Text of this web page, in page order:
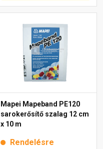
Mapei Mapeband PE120
sarokerősítő szalag 12 cm
x 10 m
Rendelésre